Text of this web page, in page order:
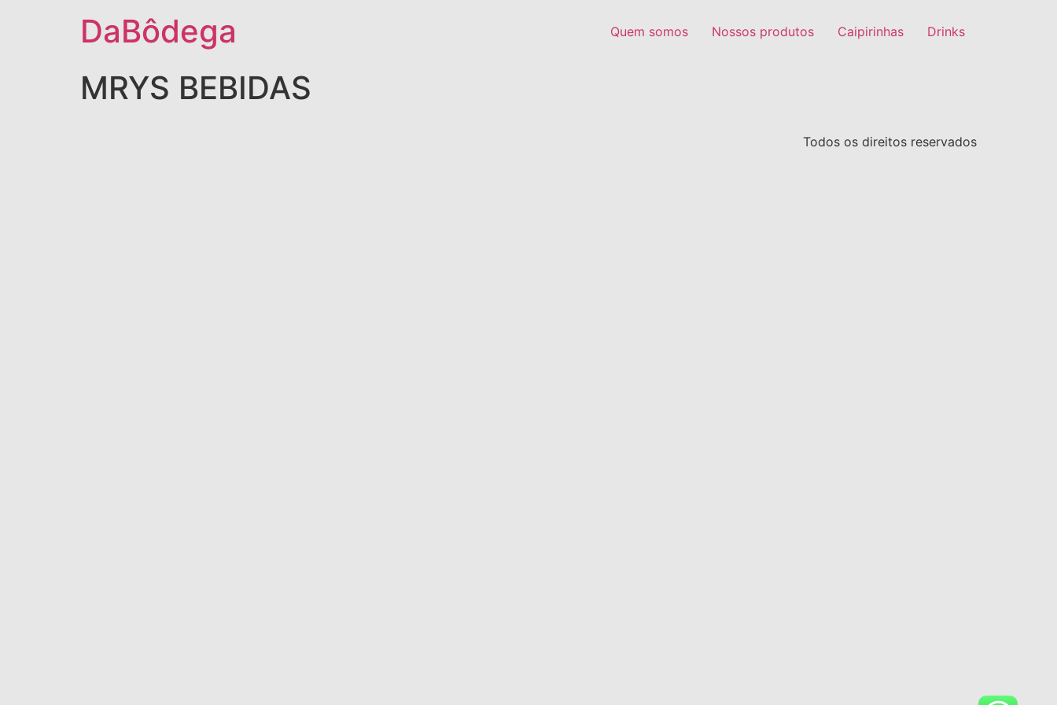
DaBôdega Quem somos Nossos produtos Caipirinhas Drinks
MRYS BEBIDAS
Todos os direitos reservados